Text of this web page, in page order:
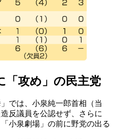
「攻め」の民主党
では、小泉純一郎首相（当
反議員を公認せず、さらに
小泉劇場」の前に野党の出る